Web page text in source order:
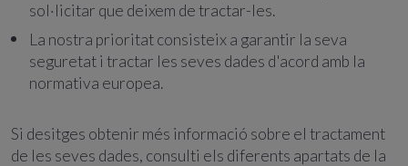
sol·licitar que deixem de tractar-les.
La nostra prioritat consisteix a garantir la seva
seguretat i tractar les seves dades d'acord amb la
normativa europea.
Si desitges obtenir més informació sobre el tractament
de les seves dades, consulti els diferents apartats de la